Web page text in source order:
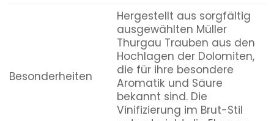
Besonderheiten
Hergestellt aus sorgfältig
ausgewählten Müller
Thurgau Trauben aus den
Hochlagen der Dolomiten,
die für ihre besondere
Aromatik und Säure
bekannt sind. Die
Vinifizierung im Brut-Stil